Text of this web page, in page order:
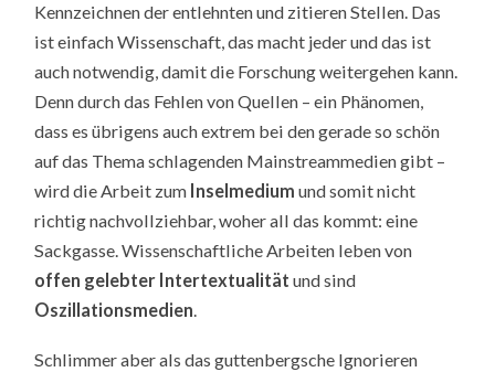
Kennzeichnen der entlehnten und zitieren Stellen. Das
ist einfach Wissenschaft, das macht jeder und das ist
auch notwendig, damit die Forschung weitergehen kann.
Denn durch das Fehlen von Quellen – ein Phänomen,
dass es übrigens auch extrem bei den gerade so schön
auf das Thema schlagenden Mainstreammedien gibt –
wird die Arbeit zum Inselmediumund somit nicht
richtig nachvollziehbar, woher all das kommt: eine
Sackgasse. Wissenschaftliche Arbeiten leben von
offen gelebter Intertextualität und sind
Oszillationsmedien.
Schlimmer aber als das guttenbergsche Ignorieren